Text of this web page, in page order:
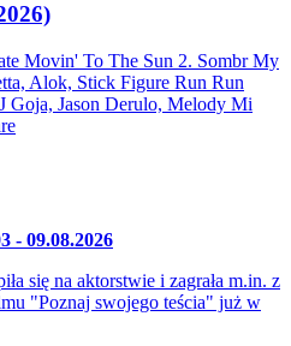
Movin' To The Sun 2. Sombr My
Alok, Stick Figure Run Run
Goja, Jason Derulo, Melody Mi
- 09.08.2026
się na aktorstwie i zagrała m.in. z
"Poznaj swojego teścia" już w